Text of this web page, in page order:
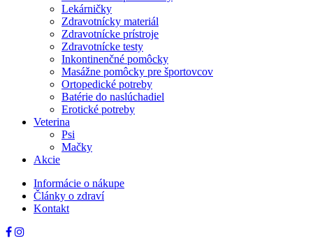
Lekárničky
Zdravotnícky materiál
Zdravotnícke prístroje
Zdravotnícke testy
Inkontinenčné pomôcky
Masážne pomôcky pre športovcov
Ortopedické potreby
Batérie do naslúchadiel
Erotické potreby
Veterina
Psi
Mačky
Akcie
Informácie o nákupe
Články o zdraví
Kontakt